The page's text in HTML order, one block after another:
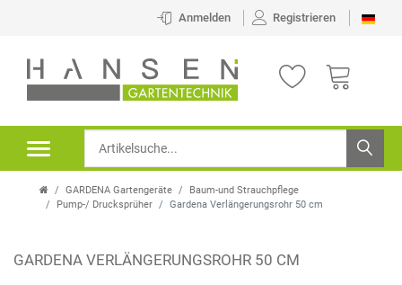
Anmelden Registrieren
GARDENA Gartengeräte
Baum-und Strauchpflege
Pump-/ Drucksprüher
Gardena Verlängerungsrohr 50 cm
GARDENA VERLÄNGERUNGSROHR 50 CM